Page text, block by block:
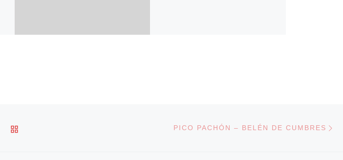
PICO PACHÓN – BELÉN DE CUMBRES